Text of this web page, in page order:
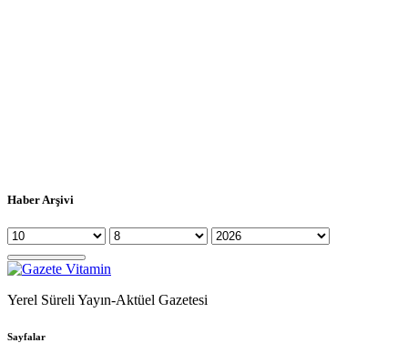
Haber Arşivi
Yerel Süreli Yayın-Aktüel Gazetesi
Sayfalar